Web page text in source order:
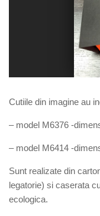
Cutiile din imagine au
– model M6376 -
– model M6414 -
Sunt realizate din
legatorie) si caserata
ecologica.